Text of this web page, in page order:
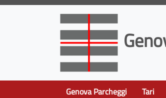
Genova Parcheggi Tari